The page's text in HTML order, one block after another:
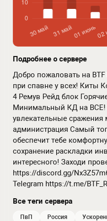
Подробнее о сервере
Добро пожаловать на
при спавне у всех! Киты
4 Ремув Рейд блок
Минимальный КД на ВСЕ!
увлекательные сражения
администрация Самый
обеспечит тебе
сохранение раскладки
интересного! Заходи
https://discord.gg/
Telegram https://t.me/
Все теги сервера
ПвП россия